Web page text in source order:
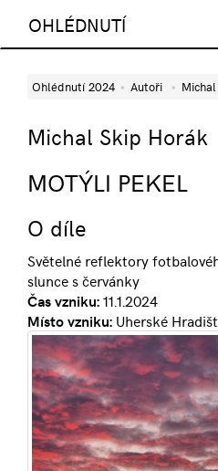
OHLÉDNUTÍ
Ohlédnutí 2024 Autoři
Michal Skip Horák
MOTÝLI PEKEL
O díle
Světelné reflektory
slunce s červánky
Čas vzniku:11.1.2024
Místo vzniku: Uherské